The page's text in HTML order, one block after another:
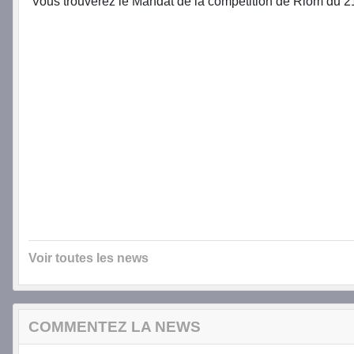
Voir toutes les news
COMMENTEZ LA NEWS